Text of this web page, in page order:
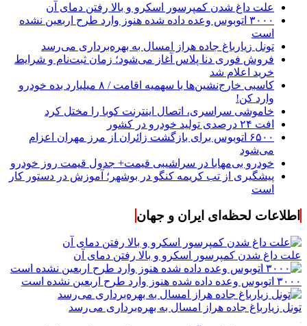
علت داغ شدن کمپرسور اسکرو و بالا رفتن دمای آن
۳۰۰۰ اتوبوس وعده داده شده هنوز وارد طرح اربعین نشده
است
تونل زیارباغ جاده هراز امسال به بهره‌برداری می‌رسد
فروش فوری دنا پلاس آغاز می‌شود؛ زمان ثبت‌نام و شرایط
خرید اعلام شد
کاسبی خارج‌نشین‌ها با سهمیه اقامت / ۸ میلیارد بده خودرو
وارد کن!
خاموشی سراسری، اتصال اینترنت کوبا را مختل کرد
افت ۲۴ درصدی تولید خودرو در کشور
۶۵۰۰ اتوبوس برای بازگشت زائران از مرز مهران اعزام
می‌شود
خودرو بی‌مهابا در سراشیبی قیمت+ جدول قیمت روز خودرو
پیشگیری از تب کریمه کنگو در بوشهر؛ آموزش در دستور کار
است
اطلاعات لحظه‌ای ایران و جهان
علت داغ شدن کمپرسور اسکرو و بالا رفتن دمای آن
۳۰۰۰ اتوبوس وعده داده شده هنوز وارد طرح اربعین نشده است
تونل زیارباغ جاده هراز امسال به بهره‌برداری می‌رسد